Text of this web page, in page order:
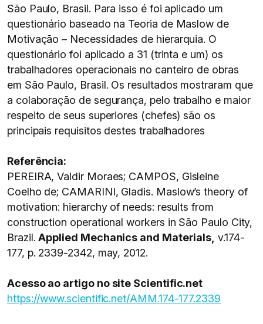
São Paulo, Brasil. Para isso é foi aplicado um
questionário baseado na Teoria de Maslow de
Motivação – Necessidades de hierarquia. O
questionário foi aplicado a 31 (trinta e um) os
trabalhadores operacionais no canteiro de obras
em São Paulo, Brasil. Os resultados mostraram que
a colaboração de segurança, pelo trabalho e maior
respeito de seus superiores (chefes) são os
principais requisitos destes trabalhadores
Referência:
PEREIRA, Valdir Moraes; CAMPOS, Gisleine
Coelho de; CAMARINI, Gladis. Maslow’s theory of
motivation: hierarchy of needs: results from
construction operational workers in São Paulo City,
Brazil.Applied Mechanics and Materials, v.174-
177, p. 2339-2342, may, 2012.
Acesso ao artigo no site Scientific.net
https://www.scientific.net/AMM.174-177.2339